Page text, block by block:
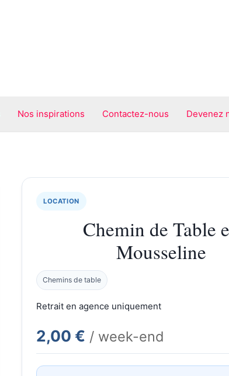
Nos inspirations Contactez-nous Devenez
LOCATION
Chemin de Table
Mousseline
Chemins de table
Retrait en agence uniquement
2,00 € / week-end